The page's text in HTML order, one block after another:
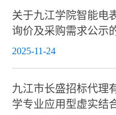
关于九江学院智能电
询价及采购需求公示
2025-11-24
九江市长盛招标代理
学专业应用型虚实结